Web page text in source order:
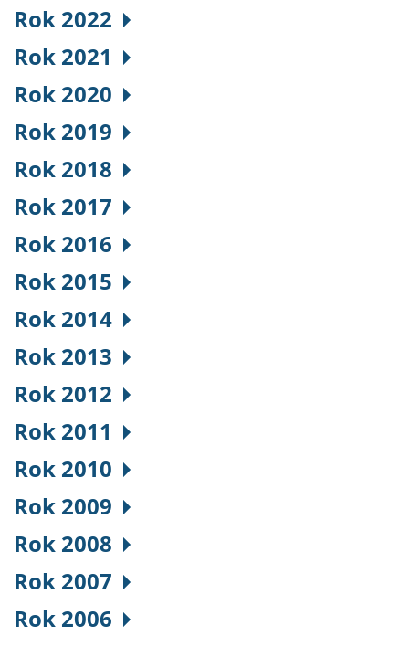
Rok 2022
Rok 2021
Rok 2020
Rok 2019
Rok 2018
Rok 2017
Rok 2016
Rok 2015
Rok 2014
Rok 2013
Rok 2012
Rok 2011
Rok 2010
Rok 2009
Rok 2008
Rok 2007
Rok 2006